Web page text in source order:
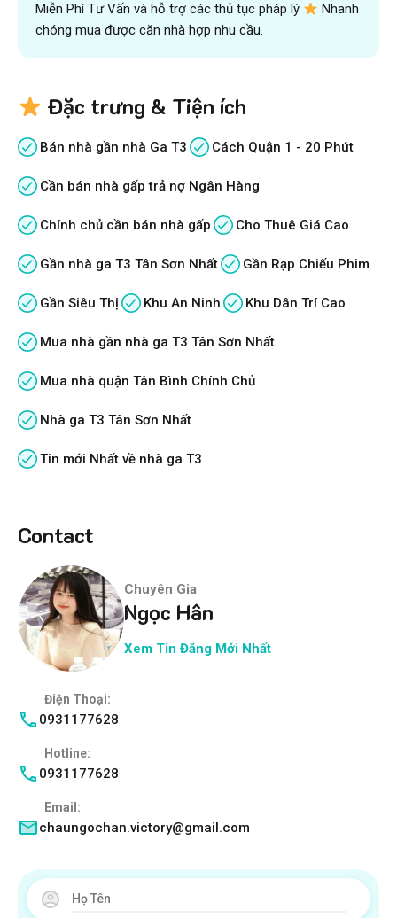
Miễn Phí Tư Vấn và hỗ trợ các thủ tục pháp lý
Nhanh
chóng mua được căn nhà hợp nhu cầu.
Đặc trưng & Tiện ích
Bán nhà gần nhà Ga T3 Cách Quận 1 - 20 Phút
Cần bán nhà gấp trả nợ Ngân Hàng
Chính chủ cần bán nhà gấp Cho Thuê Giá Cao
Gần nhà ga T3 Tân Sơn Nhất Gần Rạp Chiếu Phim
Gần Siêu Thị Khu An Ninh Khu Dân Trí Cao
Mua nhà gần nhà ga T3 Tân Sơn Nhất
Mua nhà quận Tân Bình Chính Chủ
Nhà ga T3 Tân Sơn Nhất
Tin mới Nhất về nhà ga T3
Contact
Chuyên Gia
Ngọc Hân
Xem Tin Đăng Mới Nhất
Điện Thoại:
0931177628
Hotline:
0931177628
Email:
chaungochan.victory@gmail.com